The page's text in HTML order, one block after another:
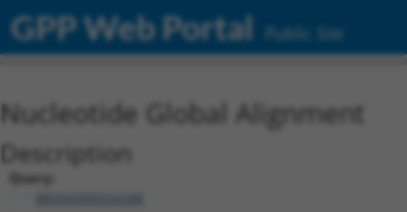
GPP Web Portal Public Site
Nucleotide Global Alignment
Description
Query: